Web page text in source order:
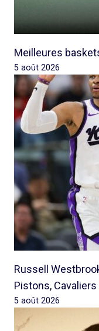
Meilleures
5 août 2026
Russell
Pistons,
5 août 2026